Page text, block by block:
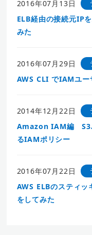
2016年07月13日
ELB経由の接続元IP
みた
2016年07月29日
AWS CLI でIAMユー
2014年12月22日
Amazon IAM編 S3
るIAMポリシー
2016年07月22日
AWS ELBのスティッ
をしてみた